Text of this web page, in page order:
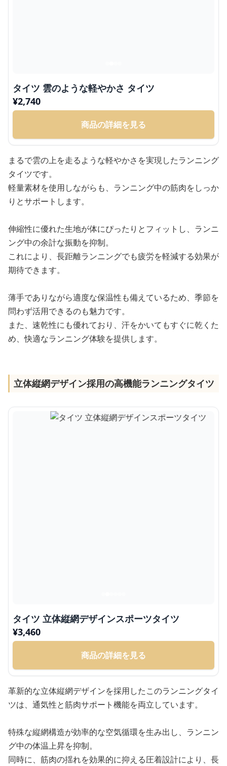
タイツ 雲のような軽やかさ タイツ
¥2,740
商品の詳細を見る
まるで雲の上を走るような軽やかさを実現したランニング
タイツです。
軽量素材を使用しながらも、ランニング中の筋肉をしっか
りとサポートします。
伸縮性に優れた生地が体にぴったりとフィットし、ランニ
ング中の余計な振動を抑制。
これにより、長距離ランニングでも疲労を軽減する効果が
期待できます。
薄手でありながら適度な保温性も備えているため、季節を
問わず活用できるのも魅力です。
また、速乾性にも優れており、汗をかいてもすぐに乾くた
め、快適なランニング体験を提供します。
立体縦網デザイン採用の高機能ランニングタイツ
タイツ 立体縦網デザインスポーツタイツ
¥3,460
商品の詳細を見る
革新的な立体縦網デザインを採用したこのランニングタイ
ツは、通気性と筋肉サポート機能を両立しています。
特殊な縦網構造が効率的な空気循環を生み出し、ランニン
グ中の体温上昇を抑制。
同時に、筋肉の揺れを効果的に抑える圧着設計により、長